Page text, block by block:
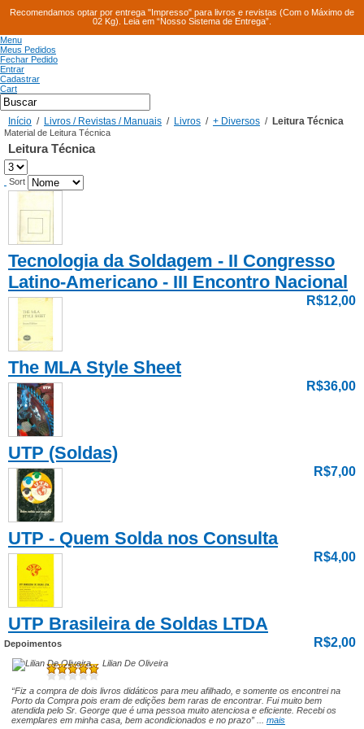
Recomendamos optar por entrega "Impresso" para livros e revistas (Com o Máximo de
02 Kg). Leia em “Nosso Sistema de Entrega”.
Menu
Meus Pedidos
Fechar Pedido
Entrar
Cadastrar
Cart
Início / Livros / Revistas / Manuais / Livros / + Diversos / Leitura Técnica
Material de Leitura Técnica
Leitura Técnica
Sort
Tecnologia da Soldagem - II Congresso
Latino-Americano - III Encontro Nacional
R$12,00
The MLA Style Sheet
R$36,00
UTP (Soldas)
R$7,00
UTP - Quem Solda nos Consulta
R$4,00
UTP Brasileira de Soldas LTDA
R$2,00
Depoimentos
Lilian De Oliveira
“Fiz a compra de dois livros didáticos para meu afilhado, e somente os encontrei na
Porto da Compra pois eram de edições bem raras de encontrar. Fui muito bem
atendida pelo Sr. George que é uma pessoa muito atenciosa e eficiente. Recebi os
exemplares em minha casa, bem acondicionados e no prazo” ... mais